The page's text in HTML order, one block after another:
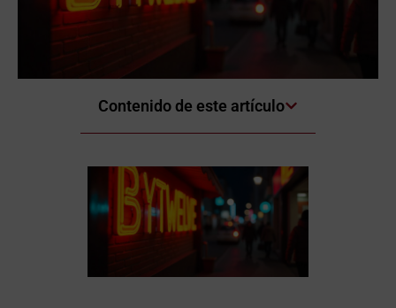
Contenido de este artículo